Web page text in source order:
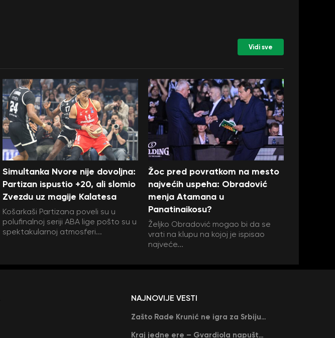
Vidi sve
Simultanka Nvore nije dovoljna:
Partizan ispustio +20, ali slomio
Zvezdu uz magije Kalatesa
Košarkaši Partizana poveli su u
polufinalnoj seriji ABA lige pošto su u
spektakularnoj atmosferi...
Žoc pred povratkom na mesto
najvećih uspeha: Obradović
menja Atamana u
Panatinaikosu?
Željko Obradović mogao bi da se
vrati na klupu na kojoj je ispisao
najveće...
NAJNOVIJE VESTI
Zašto Rade Krunić ne igra za Srbiju? “Iako su mi obećali, niko me nije zvao…”
Kraj jedne ere – Gvardiola napušta Siti na kraju sezone, menja ga njegov nekadašnji rival